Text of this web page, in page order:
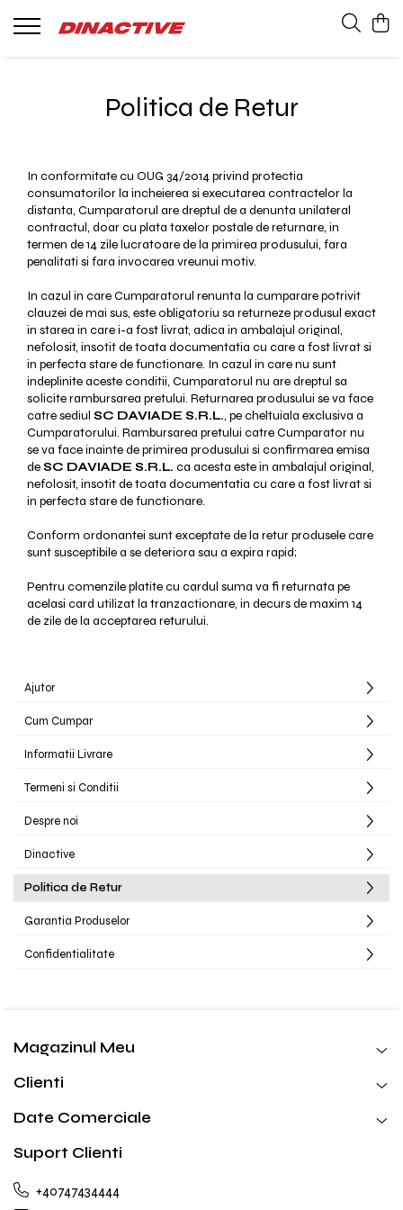
Accesorii Whaly
Lenjerie Termică
Accesorii
Cămăși și Tricouri
Ochelari
Pantofi
Lenjerie Termică
Accesorii
Ochelari
Haine cu protecție solară UPF 50+
Politica de Retur
In conformitate cu OUG 34/2014 privind protectia
consumatorilor la incheierea si executarea contractelor la
distanta, Cumparatorul are dreptul de a denunta unilateral
contractul, doar cu plata taxelor postale de returnare, in
termen de 14 zile lucratoare de la primirea produsului, fara
penalitati si fara invocarea vreunui motiv.
In cazul in care Cumparatorul renunta la cumparare potrivit
clauzei de mai sus, este obligatoriu sa returneze produsul exact
in starea in care i-a fost livrat, adica in ambalajul original,
nefolosit, insotit de toata documentatia cu care a fost livrat si
in perfecta stare de functionare. In cazul in care nu sunt
indeplinite aceste conditii, Cumparatorul nu are dreptul sa
solicite rambursarea pretului. Returnarea produsului se va face
catre sediul SC DAVIADE S.R.L., pe cheltuiala exclusiva a
Cumparatorului. Rambursarea pretului catre Cumparator nu
se va face inainte de primirea produsului si confirmarea emisa
deSC DAVIADE S.R.L. ca acesta este in ambalajul original,
nefolosit, insotit de toata documentatia cu care a fost livrat si
in perfecta stare de functionare.
Conform ordonantei sunt exceptate de la retur produsele care
sunt susceptibile a se deteriora sau a expira rapid;
Pentru comenzile platite cu cardul suma va fi returnata pe
acelasi card utilizat la tranzactionare, in decurs de maxim 14
de zile de la acceptarea returului.
Ajutor
Cum Cumpar
Informatii Livrare
Termeni si Conditii
Despre noi
Dinactive
Politica de Retur
Garantia Produselor
Confidentialitate
Magazinul Meu
Clienti
Date Comerciale
Suport Clienti
+40747434444